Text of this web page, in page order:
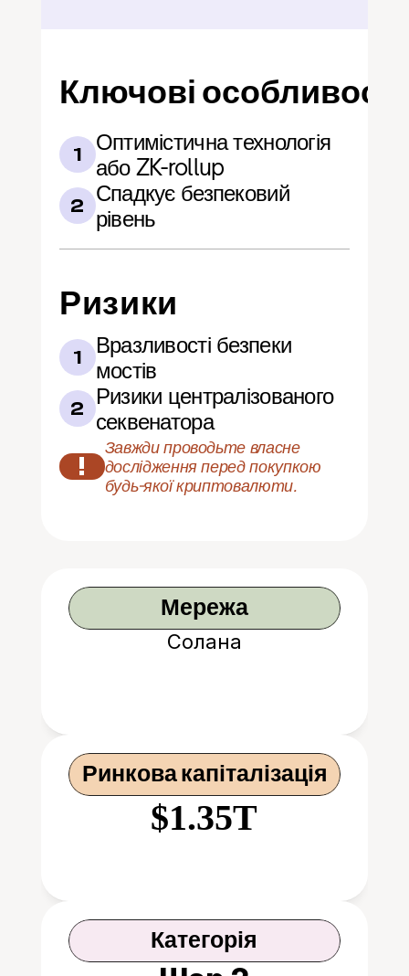
Ключові особливості
1
Оптимістична технологія
або ZK-rollup
2 Спадкує безпековий
рівень
Ризики
1
Вразливості безпеки
мостів
2
Ризики централізованого
секвенатора
!
Завжди проводьте власне
дослідження перед покупкою
будь-якої криптовалюти.
Мережа
Солана
Ринкова капіталізація
$1.35T
Категорія